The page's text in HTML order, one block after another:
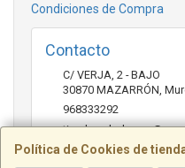
Política de Cookies de
Condiciones de Compra
Contacto
C/ VERJA, 2 - BAJO
30870 MAZARRÓN
968333292